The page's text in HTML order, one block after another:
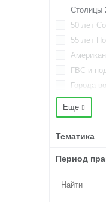
3 рубля
5
50 копеек
500 рублей
Столицы
50 лет
55 лет
ГВС и
Города
Города
Древние
Победа в
Регионы
Еще
Тематика
Период